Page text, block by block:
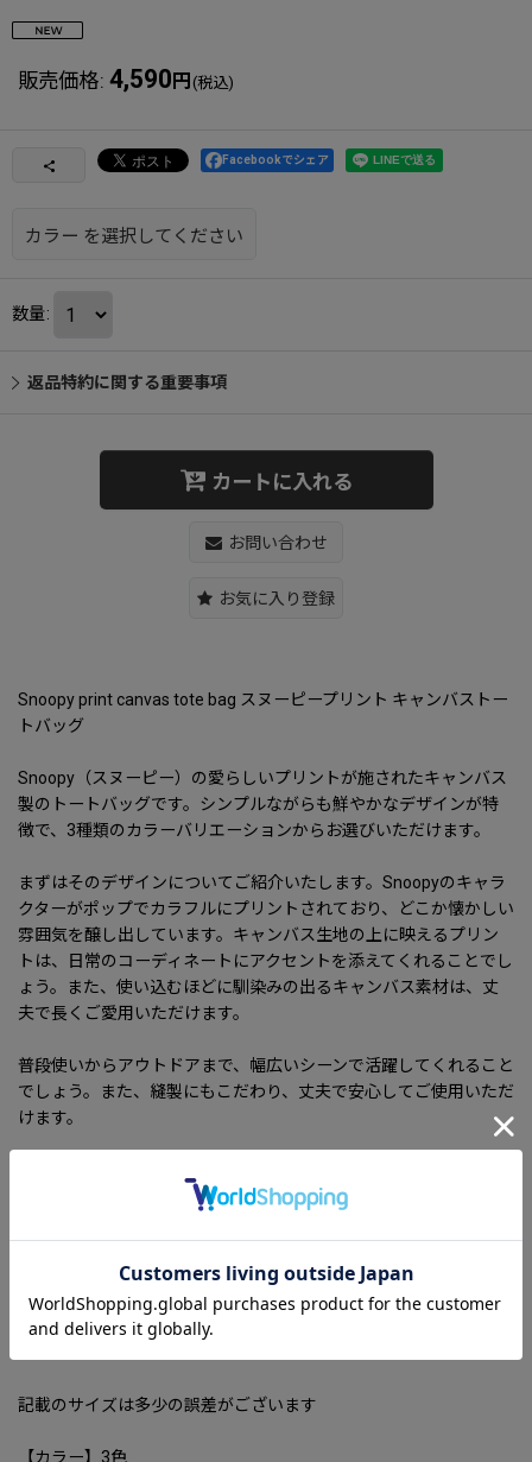
販売価格: 4,590 円 (税込)
Facebookでシェア
カラー を選択してください
数量:
返品特約に関する重要事項
カートに入れる
お問い合わせ
お気に入り登録
Snoopy print canvas tote bag スヌーピープリント キャンバストー
トバッグ
Snoopy（スヌーピー）の愛らしいプリントが施されたキャンバス
製のトートバッグです。シンプルながらも鮮やかなデザインが特
徴で、3種類のカラーバリエーションからお選びいただけます。
まずはそのデザインについてご紹介いたします。Snoopyのキャラ
クターがポップでカラフルにプリントされており、どこか懐かしい
雰囲気を醸し出しています。キャンバス生地の上に映えるプリン
トは、日常のコーディネートにアクセントを添えてくれることでし
ょう。また、使い込むほどに馴染みの出るキャンバス素材は、丈
夫で長くご愛用いただけます。
普段使いからアウトドアまで、幅広いシーンで活躍してくれること
でしょう。また、縫製にもこだわり、丈夫で安心してご使用いただ
けます。
す。Snoopyのファンはもちろん、キュートなデザインが好きな方
【サイズ】
記載のサイズは多少の誤差がございます
【カラー】3色